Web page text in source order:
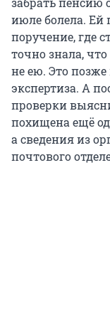
июле болела. Ей
поручение, где
точно знала,
не ею. Это
экспертиза. А
проверки
похищена ещё
а сведения из
почтового